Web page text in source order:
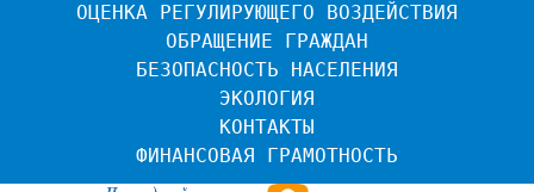
ОЦЕНКА РЕГУЛИРУЮЩЕГО ВОЗДЕЙСТВИЯ
ОБРАЩЕНИЕ ГРАЖДАН
БЕЗОПАСНОСТЬ НАСЕЛЕНИЯ
ЭКОЛОГИЯ
КОНТАКТЫ
ФИНАНСОВАЯ ГРАМОТНОСТЬ